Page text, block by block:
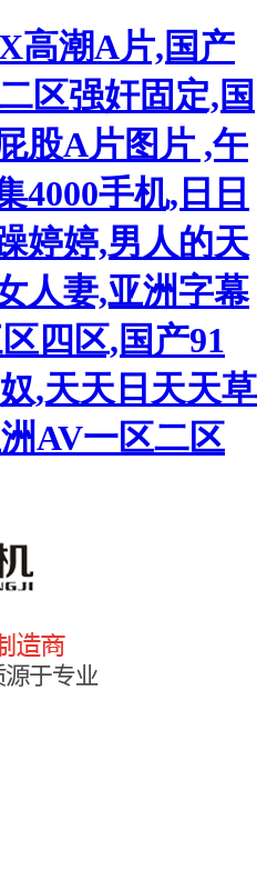
高潮A片,国产
区强奸固定,国
股A片图片 ,午
4000手机,日日
婷婷,男人的天
人妻,亚洲字幕
四区,国产91
,天天日天天草
AV一区二区